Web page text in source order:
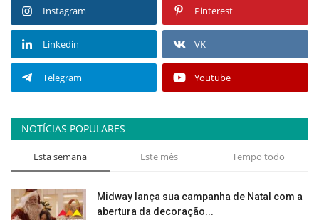
Instagram Pinterest
Linkedin VK
Telegram Youtube
NOTÍCIAS POPULARES
Esta semana Este mês Tempo todo
Midway lança sua campanha de Natal com a
abertura da decoração...